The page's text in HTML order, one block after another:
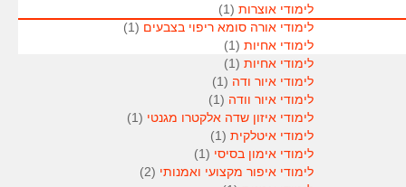
לימודי אוצרות (1)
לימודי אורה סומא ריפוי בצבעים (1)
לימודי אחיות (1)
לימודי אחיות (1)
לימודי איור ודה (1)
לימודי איור וודה (1)
לימודי איזון שדה אלקטרו מגנטי (1)
לימודי איטלקית (1)
לימודי אימון בסיסי (1)
לימודי איפור מקצועי ואמנותי (2)